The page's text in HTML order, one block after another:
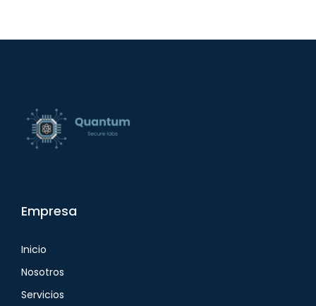
Empresa
Inicio
Nosotros
Servicios